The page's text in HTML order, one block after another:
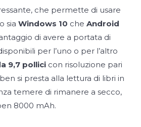
che permette di usare
sia Windows 10 che Android
di avere a portata di
per l’uno o per l’altro
9,7 pollici con risoluzione pari
ben si presta alla lettura di libri in
temere di rimanere a secco,
8000 mAh.